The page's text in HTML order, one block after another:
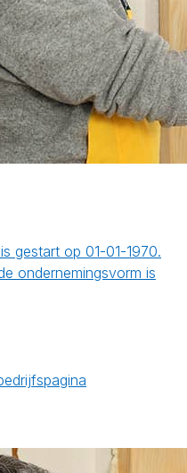
gestart op 01-01-1970.
ondernemingsvorm is